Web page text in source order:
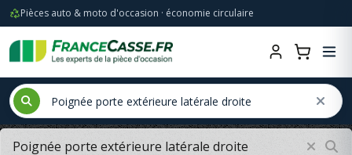
Pièces auto & moto d'occasion · économie circulaire